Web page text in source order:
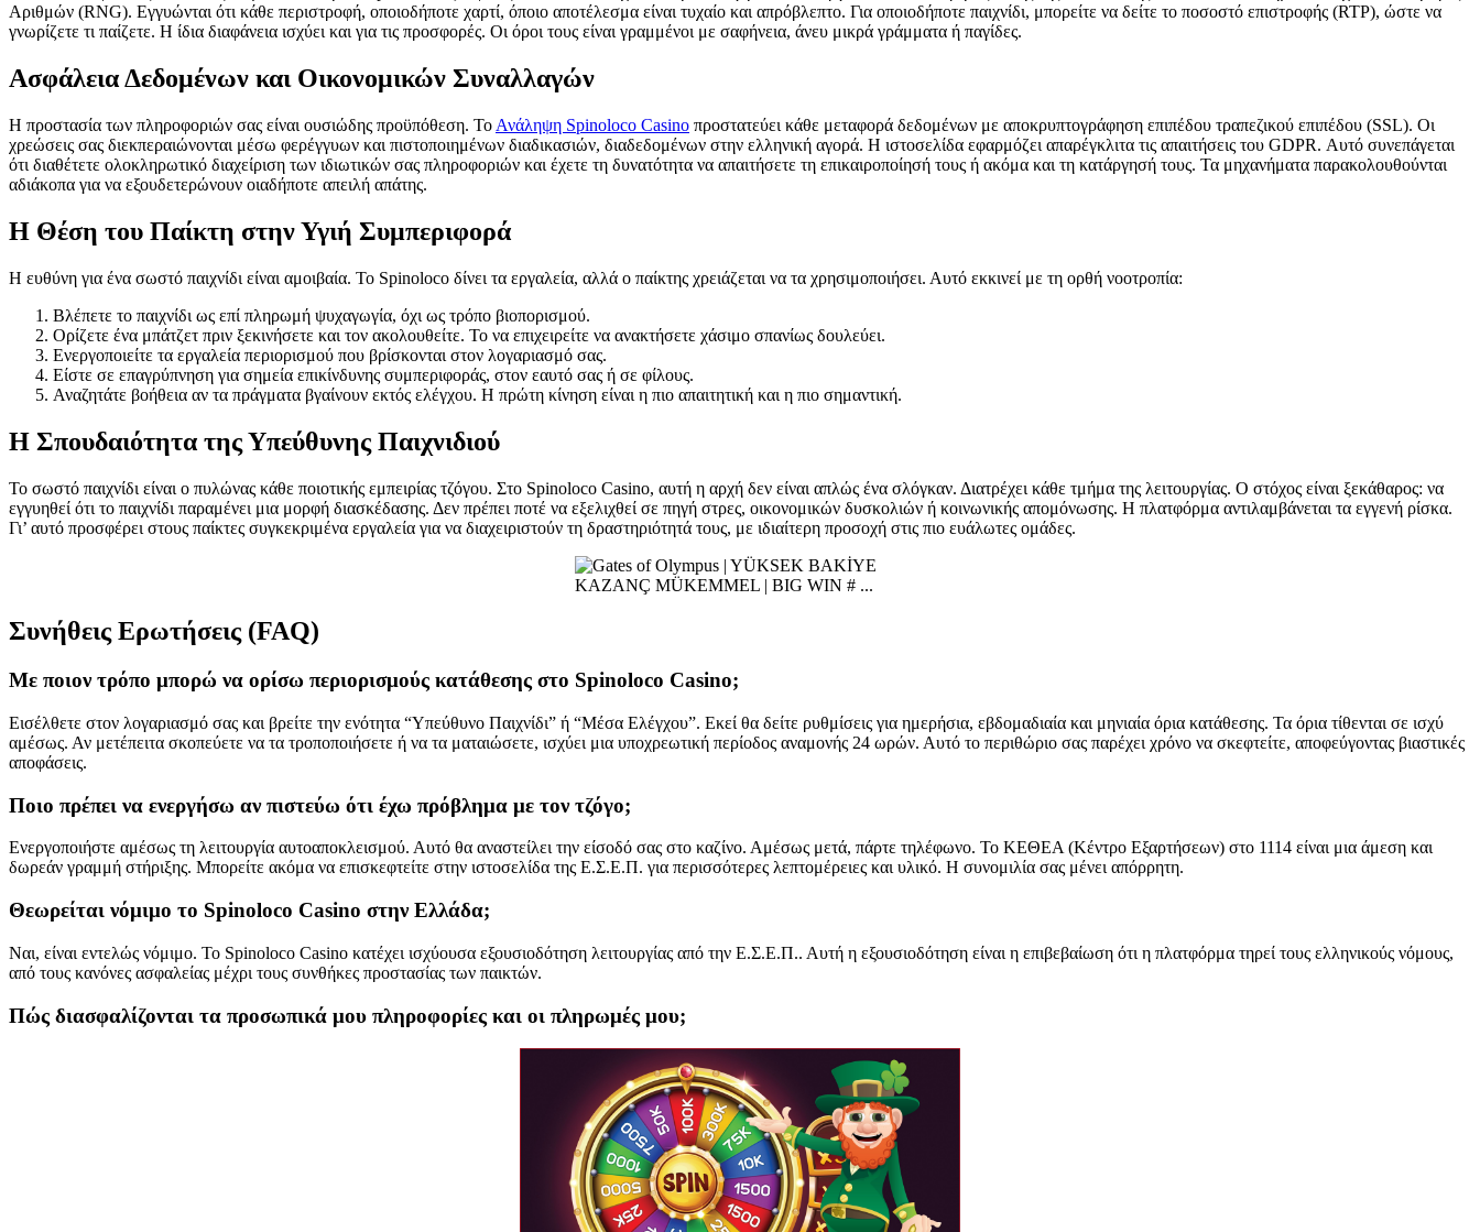
Αριθμών (RNG). Εγγυώνται ότι κάθε περιστροφή, οποιοδήποτε χαρτί, όποιο αποτέλεσμα είναι τυχαίο και απρόβλεπτο. Για οποιοδήποτε παιχνίδι, μπορείτε να δείτε το ποσοστό επιστροφής (RTP), ώστε να
γνωρίζετε τι παίζετε. Η ίδια διαφάνεια ισχύει και για τις προσφορές. Οι όροι τους είναι γραμμένοι με σαφήνεια, άνευ μικρά γράμματα ή παγίδες.
Ασφάλεια Δεδομένων και Οικονομικών Συναλλαγών
Η προστασία των πληροφοριών σας είναι ουσιώδης προϋπόθεση. Το Ανάληψη Spinoloco Casino προστατεύει κάθε μεταφορά δεδομένων με αποκρυπτογράφηση επιπέδου τραπεζικού επιπέδου (SSL). Οι
χρεώσεις σας διεκπεραιώνονται μέσω φερέγγυων και πιστοποιημένων διαδικασιών, διαδεδομένων στην ελληνική αγορά. Η ιστοσελίδα εφαρμόζει απαρέγκλιτα τις απαιτήσεις του GDPR. Αυτό συνεπάγεται
ότι διαθέτετε ολοκληρωτικό διαχείριση των ιδιωτικών σας πληροφοριών και έχετε τη δυνατότητα να απαιτήσετε τη επικαιροποίησή τους ή ακόμα και τη κατάργησή τους. Τα μηχανήματα παρακολουθούνται
αδιάκοπα για να εξουδετερώνουν οιαδήποτε απειλή απάτης.
Η Θέση του Παίκτη στην Υγιή Συμπεριφορά
Η ευθύνη για ένα σωστό παιχνίδι είναι αμοιβαία. Το Spinoloco δίνει τα εργαλεία, αλλά ο παίκτης χρειάζεται να τα χρησιμοποιήσει. Αυτό εκκινεί με τη ορθή νοοτροπία:
Βλέπετε το παιχνίδι ως επί πληρωμή ψυχαγωγία, όχι ως τρόπο βιοπορισμού.
Ορίζετε ένα μπάτζετ πριν ξεκινήσετε και τον ακολουθείτε. Το να επιχειρείτε να ανακτήσετε χάσιμο σπανίως δουλεύει.
Ενεργοποιείτε τα εργαλεία περιορισμού που βρίσκονται στον λογαριασμό σας.
Είστε σε επαγρύπνηση για σημεία επικίνδυνης συμπεριφοράς, στον εαυτό σας ή σε φίλους.
Αναζητάτε βοήθεια αν τα πράγματα βγαίνουν εκτός ελέγχου. Η πρώτη κίνηση είναι η πιο απαιτητική και η πιο σημαντική.
Η Σπουδαιότητα της Υπεύθυνης Παιχνιδιού
Το σωστό παιχνίδι είναι ο πυλώνας κάθε ποιοτικής εμπειρίας τζόγου. Στο Spinoloco Casino, αυτή η αρχή δεν είναι απλώς ένα σλόγκαν. Διατρέχει κάθε τμήμα της λειτουργίας. Ο στόχος είναι ξεκάθαρος: να
εγγυηθεί ότι το παιχνίδι παραμένει μια μορφή διασκέδασης. Δεν πρέπει ποτέ να εξελιχθεί σε πηγή στρες, οικονομικών δυσκολιών ή κοινωνικής απομόνωσης. Η πλατφόρμα αντιλαμβάνεται τα εγγενή ρίσκα.
Γι’ αυτό προσφέρει στους παίκτες συγκεκριμένα εργαλεία για να διαχειριστούν τη δραστηριότητά τους, με ιδιαίτερη προσοχή στις πιο ευάλωτες ομάδες.
Συνήθεις Ερωτήσεις (FAQ)
Με ποιον τρόπο μπορώ να ορίσω περιορισμούς κατάθεσης στο Spinoloco Casino;
Εισέλθετε στον λογαριασμό σας και βρείτε την ενότητα “Υπεύθυνο Παιχνίδι” ή “Μέσα Ελέγχου”. Εκεί θα δείτε ρυθμίσεις για ημερήσια, εβδομαδιαία και μηνιαία όρια κατάθεσης. Τα όρια τίθενται σε ισχύ
αμέσως. Αν μετέπειτα σκοπεύετε να τα τροποποιήσετε ή να τα ματαιώσετε, ισχύει μια υποχρεωτική περίοδος αναμονής 24 ωρών. Αυτό το περιθώριο σας παρέχει χρόνο να σκεφτείτε, αποφεύγοντας βιαστικές
αποφάσεις.
Ποιο πρέπει να ενεργήσω αν πιστεύω ότι έχω πρόβλημα με τον τζόγο;
Ενεργοποιήστε αμέσως τη λειτουργία αυτοαποκλεισμού. Αυτό θα αναστείλει την είσοδό σας στο καζίνο. Αμέσως μετά, πάρτε τηλέφωνο. Το ΚΕΘΕΑ (Κέντρο Εξαρτήσεων) στο 1114 είναι μια άμεση και
δωρεάν γραμμή στήριξης. Μπορείτε ακόμα να επισκεφτείτε στην ιστοσελίδα της Ε.Σ.Ε.Π. για περισσότερες λεπτομέρειες και υλικό. Η συνομιλία σας μένει απόρρητη.
Θεωρείται νόμιμο το Spinoloco Casino στην Ελλάδα;
Ναι, είναι εντελώς νόμιμο. Το Spinoloco Casino κατέχει ισχύουσα εξουσιοδότηση λειτουργίας από την Ε.Σ.Ε.Π.. Αυτή η εξουσιοδότηση είναι η επιβεβαίωση ότι η πλατφόρμα τηρεί τους ελληνικούς νόμους,
από τους κανόνες ασφαλείας μέχρι τους συνθήκες προστασίας των παικτών.
Πώς διασφαλίζονται τα προσωπικά μου πληροφορίες και οι πληρωμές μου;